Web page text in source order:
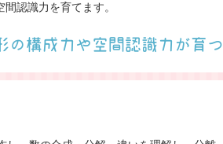
認識力を育てます。
の構成力や空間認識力が育つ